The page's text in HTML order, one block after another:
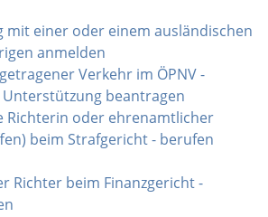
mit einer oder einem ausländischen
anmelden
Verkehr im ÖPNV -
Unterstützung beantragen
Richterin oder ehrenamtlicher
beim Strafgericht - berufen
Richter beim Finanzgericht -